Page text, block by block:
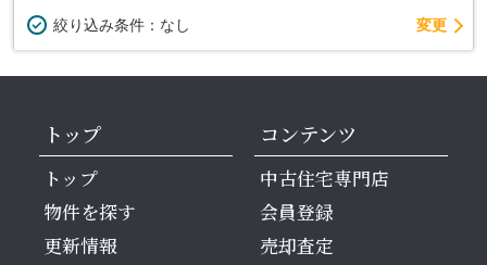
絞り込み条件： なし 変更
トップ
トップ
物件を探す
更新情報
コンテンツ
中古住宅専門店
会員登録
売却査定